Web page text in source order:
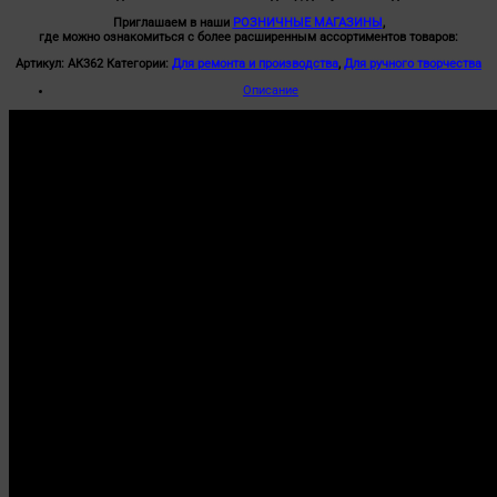
Приглашаем в наши РОЗНИЧНЫЕ МАГАЗИНЫ,
где можно ознакомиться с более расширенным ассортиментов товаров:
Артикул: АК362 Категории: Для ремонта и производства, Для ручного творчества
Описание